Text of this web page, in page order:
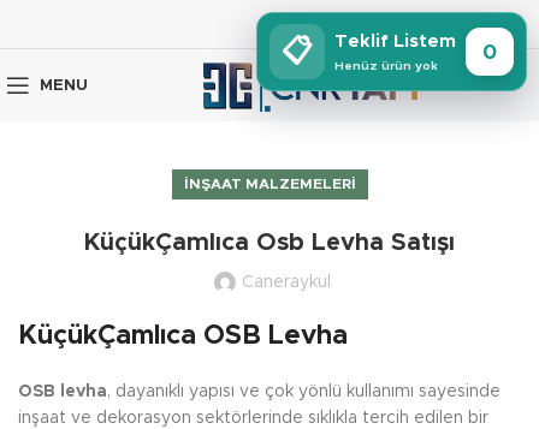
MENU
İNŞAAT MALZEMELERI
KüçükÇamlıca Osb Levha Satışı
Caneraykul
KüçükÇamlıca OSB Levha
OSB levha, dayanıklı yapısı ve çok yönlü kullanımı sayesinde
inşaat ve dekorasyon sektörlerinde sıklıkla tercih edilen bir
📋 Teklif Listem
Henüz ürün yok
0